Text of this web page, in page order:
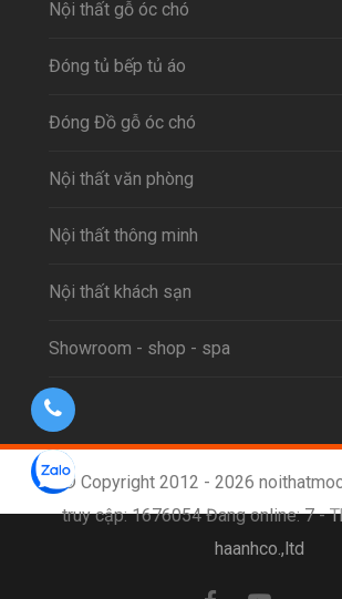
Nội thất gỗ óc chó
Đóng tủ bếp tủ áo
Đóng Đồ gỗ óc chó
Nội thất văn phòng
Nội thất thông minh
Nội thất khách sạn
Showroom - shop - spa
© Copyright 2012 - 2026
truy cập: 1676054 Đang online: 7 -
haanhco.,ltd